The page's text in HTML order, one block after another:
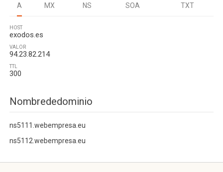
A MX NS SOA TXT
HOST
exodos.es
VALOR
94.23.82.214
TTL
300
Nombrededominio
ns5111.webempresa.eu
ns5112.webempresa.eu